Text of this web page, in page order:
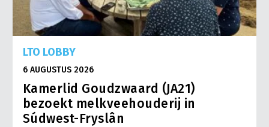
LTO LOBBY
6 AUGUSTUS 2026
Kamerlid Goudzwaard (JA21)
bezoekt melkveehouderij in
Súdwest-Fryslân